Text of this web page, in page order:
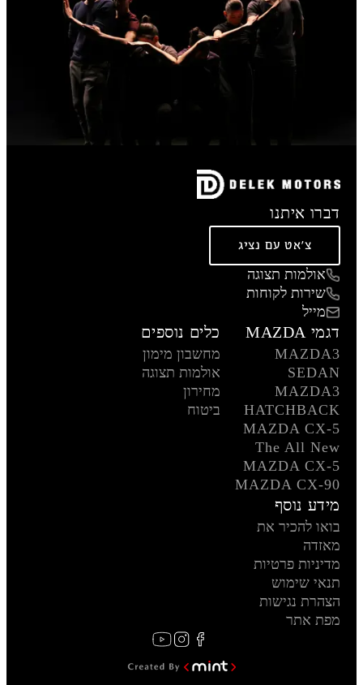
דברו איתנו
צ'אט עם נציג
אולמות תצוגה
שירות לקוחות
מייל
דגמי MAZDA
MAZDA3
SEDAN
MAZDA3
HATCHBACK
MAZDA CX-5
The All New
MAZDA CX-5
MAZDA CX-90
כלים נוספים
מחשבון מימון
אולמות תצוגה
מחירון
ביטוח
מידע נוסף
בואו להכיר את
מאזדה
מדיניות פרטיות
תנאי שימוש
הצהרת נגישות
מפת אתר